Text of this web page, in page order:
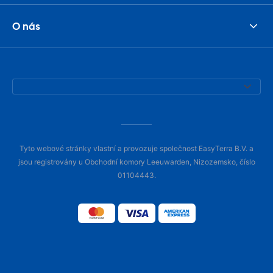
O nás
Tyto webové stránky vlastní a provozuje společnost EasyTerra B.V. a
jsou registrovány u Obchodní komory Leeuwarden, Nizozemsko, číslo
01104443.